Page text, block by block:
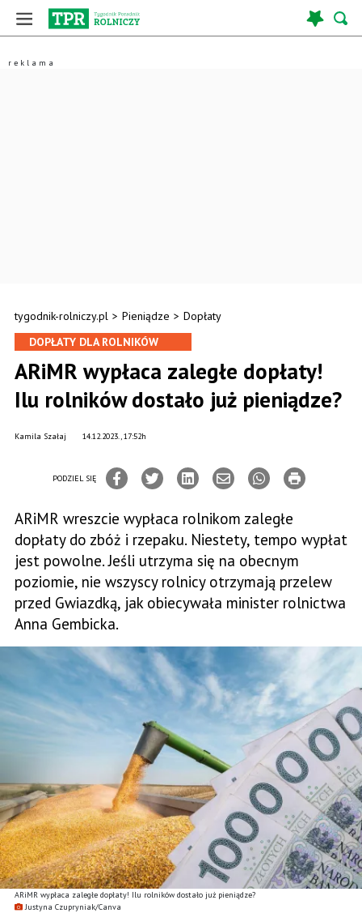
tygodnik-rolniczy.pl > Pieniądze > Dopłaty
ARiMR wypłaca zaległe dopłaty! Ilu rolników dostało już pieniądze?
Justyna Czupryniak/Canva
DOPŁATY DLA ROLNIKÓW
ARiMR wypłaca zaległe dopłaty!
Ilu rolników dostało już pieniądze?
14.12.2023., 17:52h
Kamila Szałaj
PODZIEL SIĘ
ARiMR wreszcie wypłaca rolnikom zaległe
dopłaty do zbóż i rzepaku. Niestety, tempo wypłat
jest powolne. Jeśli utrzyma się na obecnym
poziomie, nie wszyscy rolnicy otrzymają przelew
przed Gwiazdką, jak obiecywała minister rolnictwa
Anna Gembicka.